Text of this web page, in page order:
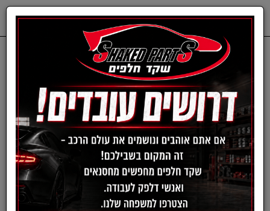
ציוד, אביזרים ומוצרים לרכב
תרסיסים לרכב
תרסיסי סיליקון וגריז
תרסיסי סיליקון וגריז
1
(current)
»
›
סינון ומיון ›